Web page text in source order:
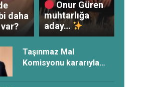
daha
Onur Güren
muhtarlığa
aday…
Taşınmaz Mal
Komisyonu kararıyla